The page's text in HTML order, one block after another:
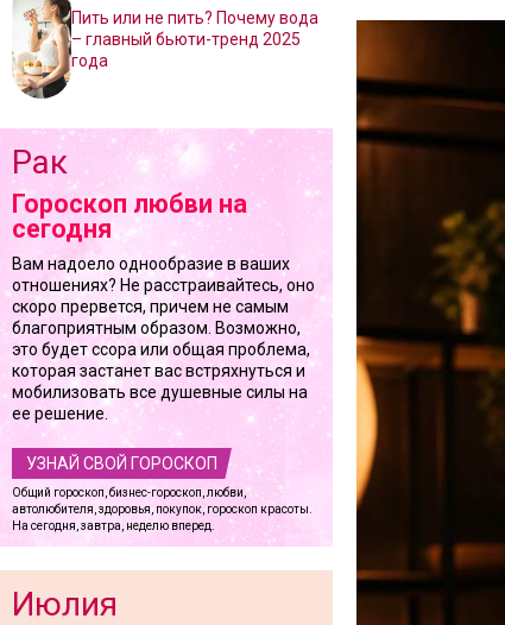
Пить или не пить? Почему вода
– главный бьюти-тренд 2025
года
Рак
Гороскоп любви на
сегодня
Вам надоело однообразие в ваших
отношениях? Не расстраивайтесь, оно
скоро прервется, причем не самым
благоприятным образом. Возможно,
это будет ссора или общая проблема,
которая застанет вас встряхнуться и
мобилизовать все душевные силы на
ее решение.
УЗНАЙ СВОЙ ГОРОСКОП
Общий гороскоп, бизнес-гороскоп, любви,
автолюбителя, здоровья, покупок, гороскоп красоты.
На сегодня, завтра, неделю вперед.
Июлия